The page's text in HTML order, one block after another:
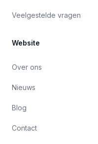
Veelgestelde vragen
Website
Over ons
Nieuws
Blog
Contact